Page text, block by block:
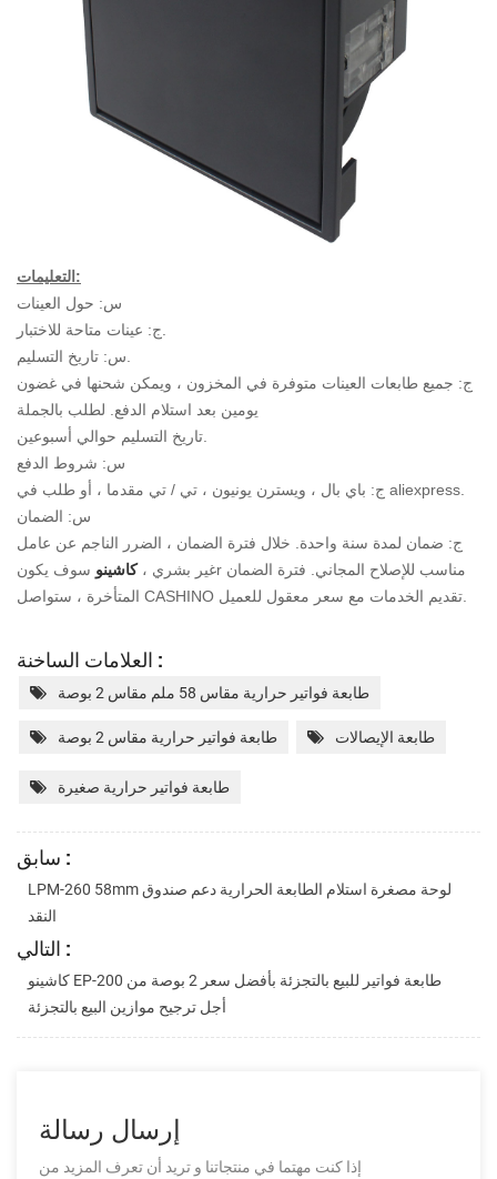
التعليمات:
س: حول العينات
ج: جميع طابعات العينات متوفرة في المخزون ، ويمكن شحنها في غضون
يومين بعد استلام الدفع. لطلب بالجملة
س: شروط الدفع
ج: باي بال ، ويسترن يونيون ، تي / تي مقدما ، أو طلب في aliexpress.
س: الضمان
ج: ضمان لمدة سنة واحدة. خلال فترة الضمان ، الضرر الناجم عن عامل
غير بشري ، كاشينو سوف يكون r
المتأخرة ، ستواصل CASHINO تقديم الخدمات مع
العلامات الساخنة :
طابعة فواتير حرارية مقاس 58 ملم مقاس 2 بوصة
طابعة فواتير حرارية مقاس 2 بوصة طابعة الإيصالات
طابعة فواتير حرارية صغيرة
سابق :
LPM-260 58mm لوحة مصغرة استلام الطابعة الحرارية دعم صندوق
النقد
التالي :
كاشينو EP-200 طابعة فواتير للبيع بالتجزئة بأفضل سعر 2 بوصة من
أجل ترجيح موازين البيع بالتجزئة
إرسال رسالة
إذا كنت مهتما في منتجاتنا و تريد أن تعرف المزيد من